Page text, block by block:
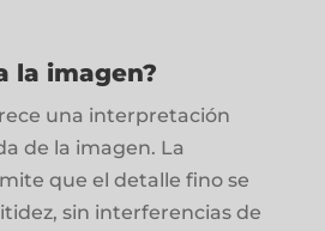
la imagen?
una interpretación
de la imagen. La
que el detalle fino se
sin interferencias de